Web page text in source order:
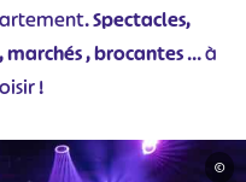
Spectacles,
, brocantes… à
!
©